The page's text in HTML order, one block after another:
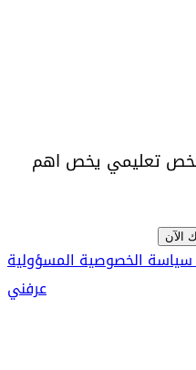
تعليمي يخص اهم
الآن
سياسة الخصوصيةالمسؤولية
عرفني